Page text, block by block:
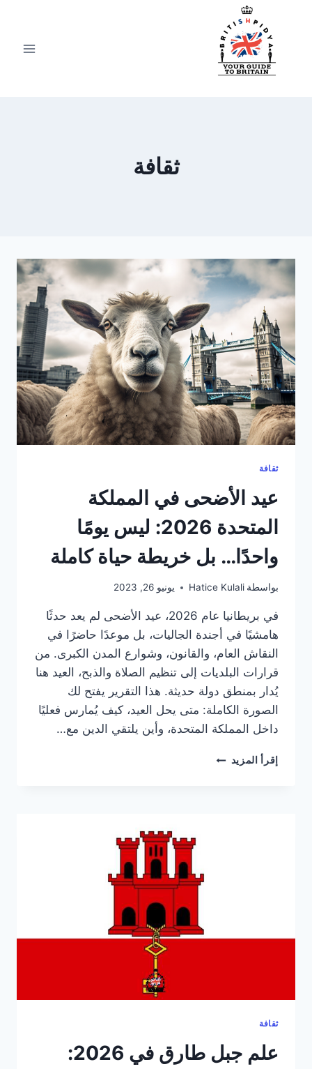
المحتوى
ثقافة
ثقافة
عيد الأضحى في المملكة
المتحدة 2026: ليس يومًا
واحدًا… بل خريطة حياة كاملة
بواسطة Hatice Kulali يونيو 26, 2023
في بريطانيا عام 2026، عيد الأضحى لم يعد حدثًا
هامشيًا في أجندة الجاليات، بل موعدًا حاضرًا في
النقاش العام، والقانون، وشوارع المدن الكبرى. من
قرارات البلديات إلى تنظيم الصلاة والذبح، العيد هنا
يُدار بمنطق دولة حديثة. هذا التقرير يفتح لك
الصورة الكاملة: متى يحل العيد، كيف يُمارس فعليًا
داخل المملكة المتحدة، وأين يلتقي الدين مع…
إقرأ المزيد عيد
واحدًا…
ثقافة
علم جبل طارق في 2026: